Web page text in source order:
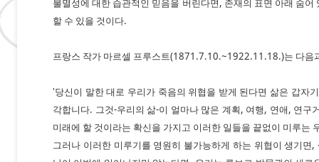
불멸성에 대한 습관적인 믿음을 버린다면, 존재의 표면 아래 숨
할 수 있을 것이다.
프랑스 작가 마르셀 프루스트(1871.7.10.~1922.11.18.)는 다음
'당신이 말한 대로 우리가 죽음의 위협을 받게 된다면 삶은 갑자
각합니다. 그것-우리의 삶-이 얼마나 많은 계획, 여행, 연애, 연구
미래에 할 것이라는 확신을 가지고 이러한 일들을 끝없이 미루는
그러나 이러한 미루기를 영원히 불가능하게 하는 위협이 생기